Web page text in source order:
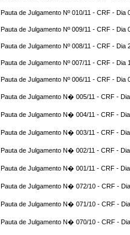
Pauta de Julgamento Nº 010/11 - CRF - Dia
Pauta de Julgamento Nº 009/11 - CRF - Dia
Pauta de Julgamento Nº 008/11 - CRF - Dia
Pauta de Julgamento Nº 007/11 - CRF - Dia
Pauta de Julgamento Nº 006/11 - CRF - Dia
Pauta de Julgamento N� 005/11 - CRF -
Pauta de Julgamento N� 004/11 - CRF -
Pauta de Julgamento N� 003/11 - CRF -
Pauta de Julgamento N� 002/11 - CRF -
Pauta de Julgamento N� 001/11 - CRF -
Pauta de Julgamento N� 072/10 - CRF -
Pauta de Julgamento N� 071/10 - CRF -
Pauta de Julgamento N� 070/10 - CRF -